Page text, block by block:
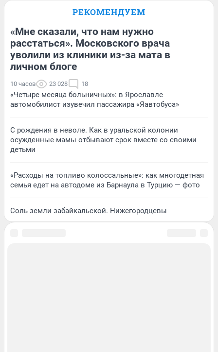
РЕКОМЕНДУЕМ
«Мне сказали, что нам нужно
расстаться». Московского врача
уволили из клиники из-за мата в
личном блоге
10 часов 23 028 18
«Четыре месяца больничных»: в Ярославле
автомобилист изувечил пассажира «Яавтобуса»
С рождения в неволе. Как в уральской колонии
осужденные мамы отбывают срок вместе со своими
детьми
«Расходы на топливо колоссальные»: как многодетная
семья едет на автодоме из Барнаула в Турцию — фото
Соль земли забайкальской. Нижегородцевы